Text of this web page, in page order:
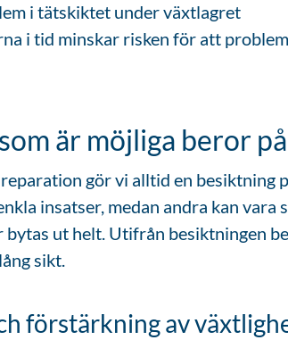
i tätskiktet under växtlagret
i tid minskar risken för att
är möjliga beror
gör vi alltid en besiktning
insatser, medan andra kan vara
ut helt. Utifrån besiktningen
sikt.
förstärkning av